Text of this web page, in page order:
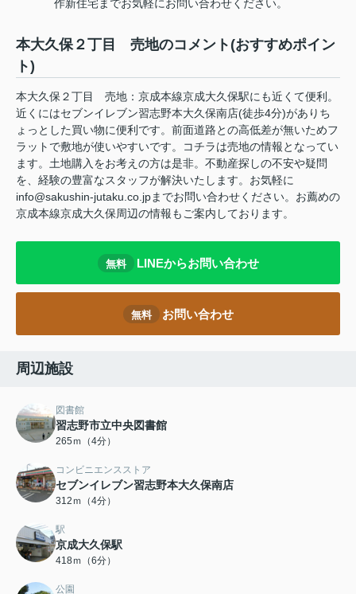
作新住宅までお気軽にお問い合わせください。
本大久保２丁目 売地のコメント(おすすめポイン
ト)
本大久保２丁目 売地：京成本線京成大久保駅にも近くて便利。
近くにはセブンイレブン習志野本大久保南店(徒歩4分)がありち
ょっとした買い物に便利です。前面道路との高低差が無いためフ
ラットで敷地が使いやすいです。コチラは売地の情報となってい
ます。土地購入をお考えの方は是非。不動産探しの不安や疑問
を、経験の豊富なスタッフが解決いたします。お気軽に
info@sakushin-jutaku.co.jpまでお問い合わせください。お薦めの
京成本線京成大久保周辺の情報もご案内しております。
無料 LINEからお問い合わせ
無料 お問い合わせ
周辺施設
図書館
習志野市立中央図書館
265ｍ（4分）
コンビニエンスストア
セブンイレブン習志野本大久保南店
312ｍ（4分）
駅
京成大久保駅
418ｍ（6分）
公園